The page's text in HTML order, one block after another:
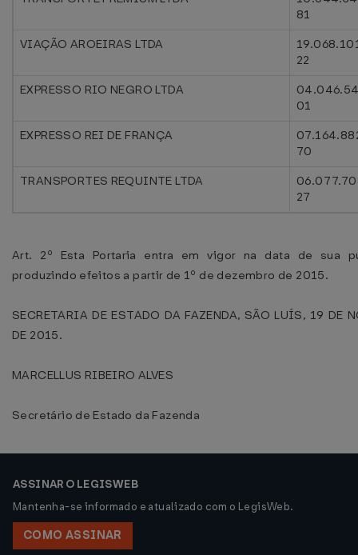
81
VIAÇÃO AROEIRAS LTDA
22
EXPRESSO RIO NEGRO LTDA
01
EXPRESSO REI DE FRANÇA
70
TRANSPORTES REQUINTE LTDA
27
Art. 2º Esta Portaria entra em vigor na data de sua
produzindo efeitos a partir de 1º de dezembro de 2015.
SECRETARIA DE ESTADO DA FAZENDA, SÃO LUÍS, 19 DE
DE 2015.
MARCELLUS RIBEIRO ALVES
Secretário de Estado da Fazenda
ASSINAR O LEGISWEB
Mantenha-se informado e atualizado com o LegisWeb.
COMO ASSINAR